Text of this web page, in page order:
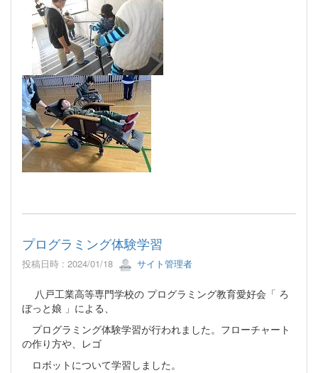
プログラミング体験学習
投稿日時 : 2024/01/18 サイト管理者
八戸工業高等専門学校の プログラミング教育愛好会「 ろ
ぼっと娘 」による、
プログラミング体験学習が行われました。フローチャート
の作り方や、レゴ
ロボットについて学習しました。